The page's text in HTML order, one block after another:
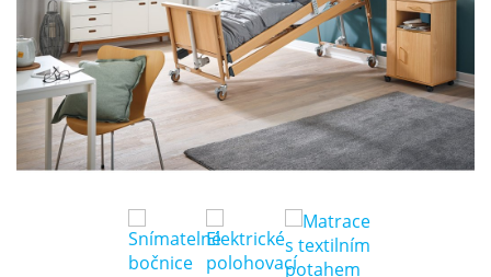
Výprodej
AKCE a SLEVY
Doprava a služby